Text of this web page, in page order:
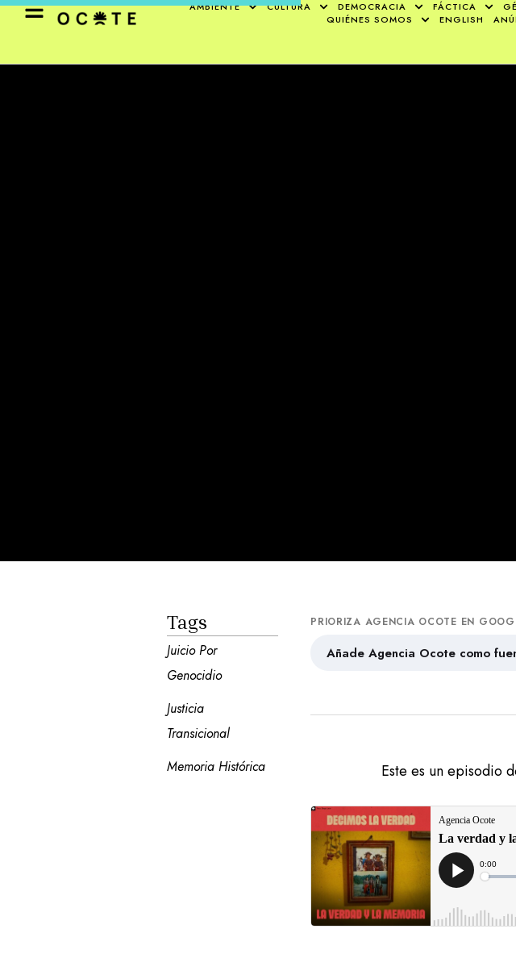
AMBIENTE CULTURA DEMOCRACIA FÁCTICA
QUIÉNES SOMOS
ENGLISH
Tags
Juicio Por
Genocidio
Justicia
Transicional
Memoria Histórica
PRIORIZA AGENCIA OCOTE EN
Añade Agencia Ocote como
Este es un episodio